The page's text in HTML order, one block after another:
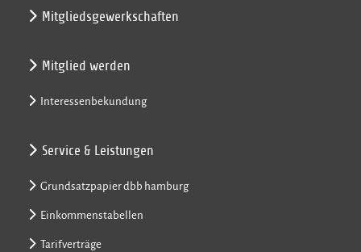
Mitgliedsgewerkschaften
Mitglied werden
Interessenbekundung
Service & Leistungen
Grundsatzpapier dbb hamburg
Einkommenstabellen
Tarifverträge